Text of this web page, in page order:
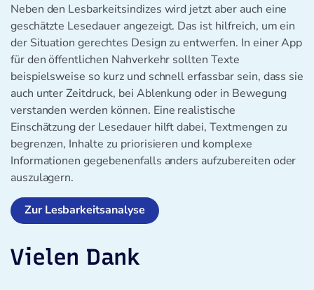
Neben den Lesbarkeitsindizes wird jetzt aber auch eine
geschätzte Lesedauer angezeigt. Das ist hilfreich, um ein
der Situation gerechtes Design zu entwerfen. In einer App
für den öffentlichen Nahverkehr sollten Texte
beispielsweise so kurz und schnell erfassbar sein, dass sie
auch unter Zeitdruck, bei Ablenkung oder in Bewegung
verstanden werden können. Eine realistische
Einschätzung der Lesedauer hilft dabei, Textmengen zu
begrenzen, Inhalte zu priorisieren und komplexe
Informationen gegebenenfalls anders aufzubereiten oder
auszulagern.
Zur Lesbarkeitsanalyse
Vielen Dank